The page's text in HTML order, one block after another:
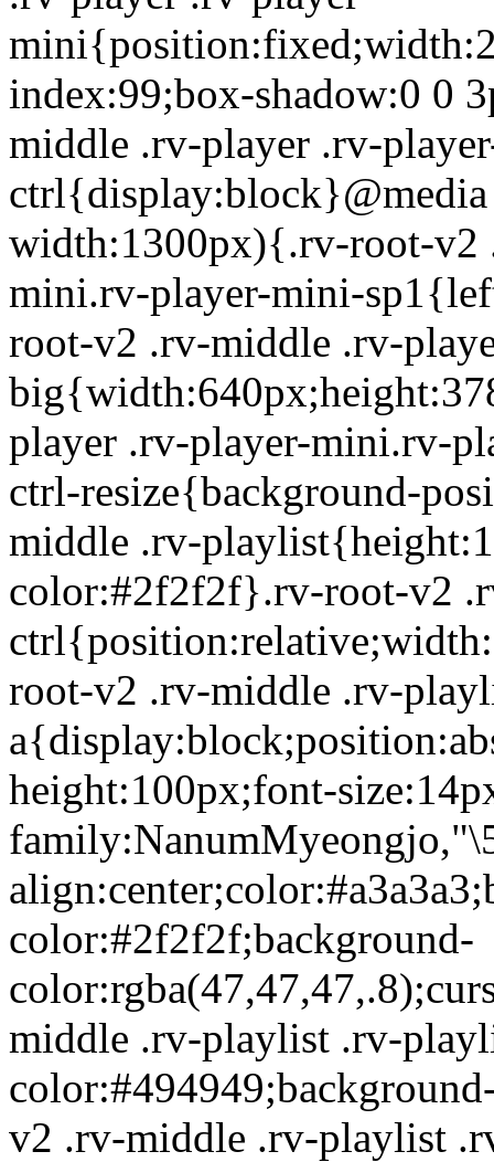
index:99;box-shadow:0 0
middle .rv-player .rv-
width:1300px){.rv-root-v2
mini.rv-player-mini-
root-v2 .rv-middle .rv-
player .rv-player-mini.rv-
ctrl-resize{background-
middle .rv-
color:#2f2f2f}.rv-root-v2
root-v2 .rv-middle .rv-
height:100px;font-
color:#2f2f2f;background-
middle .rv-playlist .rv-
v2 .rv-middle .rv-playlist